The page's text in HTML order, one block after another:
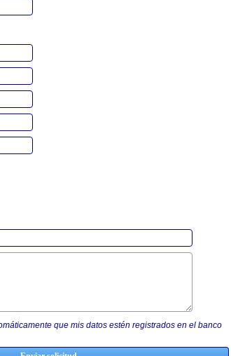
que mis datos estén registrados en el banco